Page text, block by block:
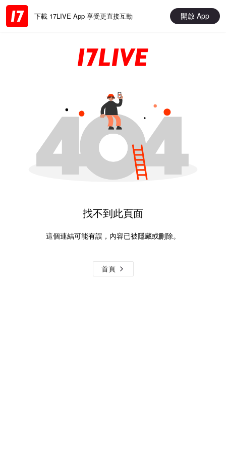
下載 17LIVE App 享受更直接互動 開啟 App
找不到此頁面
這個連結可能有誤，內容已被隱藏或刪除。
首頁